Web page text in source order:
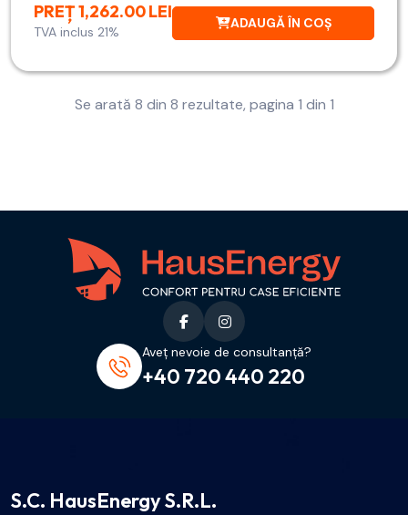
PREȚ 1,262.00 LEI
TVA inclus 21%
ADAUGĂ ÎN COȘ
Se arată 8 din 8 rezultate, pagina 1 din 1
Aveț nevoie de consultanță?
+40 720 440 220
S.C. HausEnergy S.R.L.